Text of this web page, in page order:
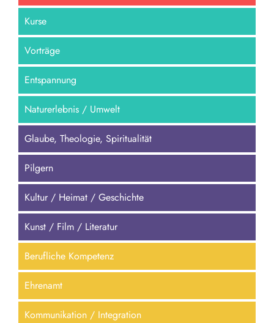
Kurse
Vorträge
Entspannung
Naturerlebnis / Umwelt
Glaube, Theologie, Spiritualität
Pilgern
Kultur / Heimat / Geschichte
Kunst / Film / Literatur
Berufliche Kompetenz
Ehrenamt
Kommunikation / Integration